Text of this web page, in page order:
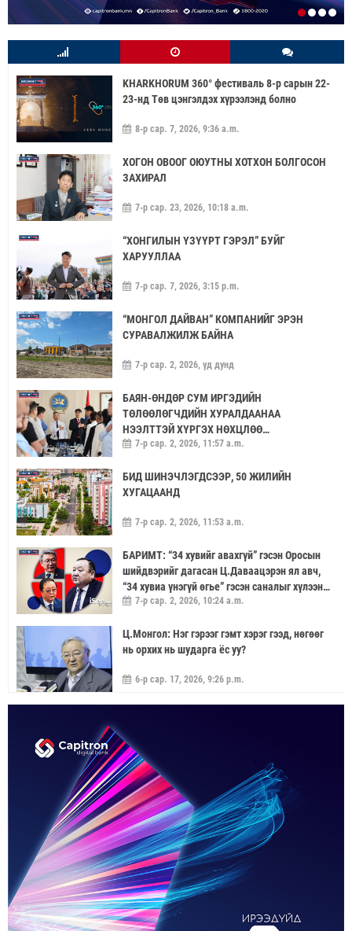
KHARKHORUM 360° фестиваль 8-р сарын 22-
23-нд Төв цэнгэлдэх хүрээлэнд болно
8-р сар. 7, 2026, 9:36 a.m.
ХОГОН ОВООГ ОЮУТНЫ ХОТХОН БОЛГОСОН
ЗАХИРАЛ
7-р сар. 23, 2026, 10:18 a.m.
“ХОНГИЛЫН ҮЗҮҮРТ ГЭРЭЛ” БУЙГ
ХАРУУЛЛАА
7-р сар. 7, 2026, 3:15 p.m.
“МОНГОЛ ДАЙВАН” КОМПАНИЙГ ЭРЭН
СУРАВАЛЖИЛЖ БАЙНА
7-р сар. 2, 2026, үд дунд
БАЯН-ӨНДӨР СУМ ИРГЭДИЙН
ТӨЛӨӨЛӨГЧДИЙН ХУРАЛДААНАА
НЭЭЛТТЭЙ ХҮРГЭХ НӨХЦЛӨӨ
САЙЖРУУЛААЧ
7-р сар. 2, 2026, 11:57 a.m.
БИД ШИНЭЧЛЭГДСЭЭР, 50 ЖИЛИЙН
ХУГАЦААНД
7-р сар. 2, 2026, 11:53 a.m.
БАРИМТ: “34 хувийг авахгүй” гэсэн Оросын
шийдвэрийг дагасан Ц.Даваацэрэн ял авч,
“34 хувиа үнэгүй өгье” гэсэн саналыг хүлээн
аваагүй хүмүүс хариуцлагагүй үлдэв
7-р сар. 2, 2026, 10:24 a.m.
Ц.Монгол: Нэг гэрээг гэмт хэрэг гээд, нөгөөг
нь орхих нь шударга ёс уу?
6-р сар. 17, 2026, 9:26 p.m.
ҮЙЛДВЭРИЙН ХЭДЭН ХУВИЙГ ЭЗЭМШИХ ВЭ
ГЭДЭГ АСУУДАЛ ГАРЧ ИРНЭ
5-р сар. 21, 2026, 11:40 a.m.
ЗУУН НАСЫГ ДАВСАН “ХӨВЧИЙН ХӨХ
ГОНИО” АЛДАРТАЙ Д.ГОНЧИГДАГВА
2-р сар. 17, 2026, 10:38 a.m.
ОРОН НУТАГТ ГАЗАР ОЛГОХ ЭРХ МЭДЛИЙГ
ШИЛЖҮҮЛНЭ
1-р сар. 19, 2026, 10:54 a.m.